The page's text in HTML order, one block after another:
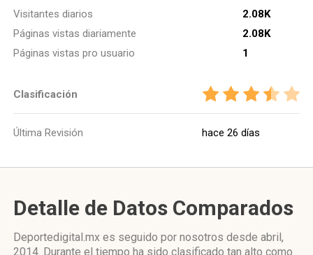
Visitantes diarios
2.08K
Páginas vistas diariamente
2.08K
Páginas vistas pro usuario
1
Clasificación
Última Revisión hace 26 días
Detalle de Datos Comparados
Deportedigital.mx es seguido por nosotros desde abril,
2014. Durante el tiempo ha sido clasificado tan alto como